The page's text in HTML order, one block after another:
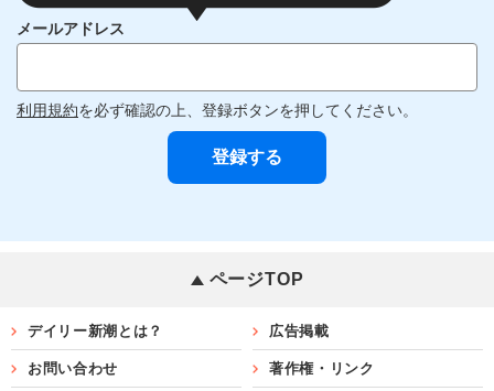
メールアドレス
利用規約を必ず確認の上、登録ボタンを押してください。
ページTOP
デイリー新潮とは？ 広告掲載
お問い合わせ 著作権・リンク